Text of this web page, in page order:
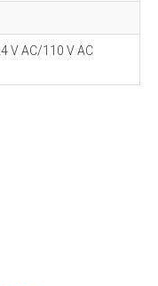
V AC/110 V AC